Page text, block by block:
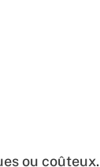
ou coûteux.